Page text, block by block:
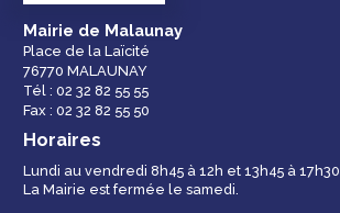
Espace famille
Mairie de Malaunay
Place de la Laïcité
76770 MALAUNAY
Tél : 02 32 82 55 55
Fax : 02 32 82 55 50
Horaires
Lundi au vendredi 8h45 à 12h et 13h45 à 17h30.
La Mairie est fermée le samedi.